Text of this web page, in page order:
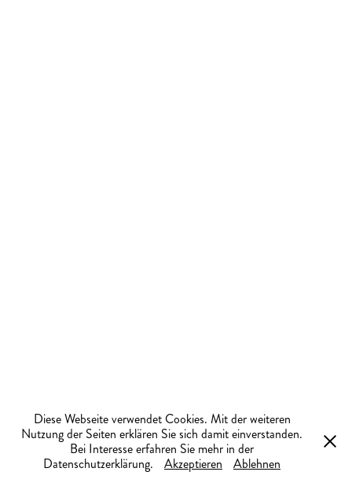
Diese Webseite verwendet Cookies. Mit der weiteren
Nutzung der Seiten erklären Sie sich damit einverstanden.
Bei Interesse erfahren Sie mehr in der
Datenschutzerklärung.
Akzeptieren Ablehnen